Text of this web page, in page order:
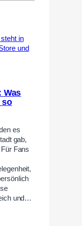
Was
so
es
gab,
Fans
und…